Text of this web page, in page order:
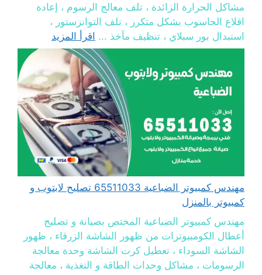
مشاكل الحرارة الزائدة ، تلف معالج الرسوم ، إعادة
اقلاع الحاسوب بشكل متكرر ، تلف التوانزستور ،
استبدال بور سبلاي ، تنظيف مآخذ ... اقرأ المزيد
مهندس كمبيوتر الضباعية 65511033 تصليح لابتوب و
كمبيوتر بالمنزل
مهندس كمبيوتر الضباعية المختص بصيانة و تصليح
أعطال الكومبيوترات من ظهور الشاشة الزرقاء ، ظهور
الشاشة السوداء ، تعطيل كرت الشاشة وحدة معالجة
الرسومات ، مشاكل وحدات الطاقة و التغذية ، معالجة